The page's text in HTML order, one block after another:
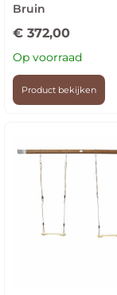
Bruin
€ 372,00
Op voorraad
Product bekijken